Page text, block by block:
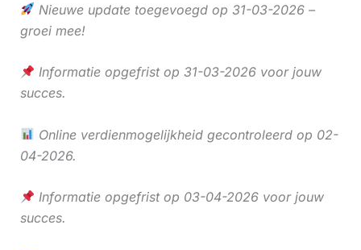
Nieuwe update toegevoegd op 31-03-2026 –
groei mee!
Informatie opgefrist op 31-03-2026 voor jouw
succes.
Online verdienmogelijkheid gecontroleerd op 02-
04-2026.
Informatie opgefrist op 03-04-2026 voor jouw
succes.